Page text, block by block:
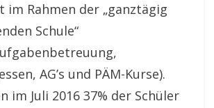
im Rahmen der „ganztägig
Schule“
AG’s und PÄM-Kurse).
im Juli 2016 37% der Schüler